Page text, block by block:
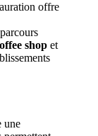
offre
shop et
une